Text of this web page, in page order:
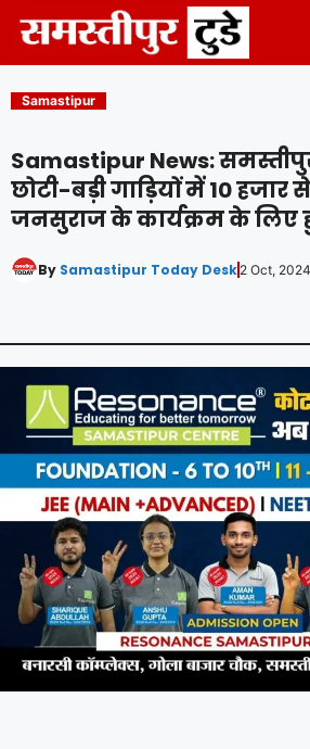
content
Samastipur
Samastipur News:
छोटी-बड़ी गाड़ियों में 10
जनसुराज के कार्यक्रम के लिए
By Samastipur Today Desk 2 Oct,